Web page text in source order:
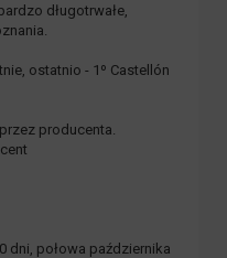
długotrwałe,
ostatnio - 1º Castellón
producenta.
dni, połowa października